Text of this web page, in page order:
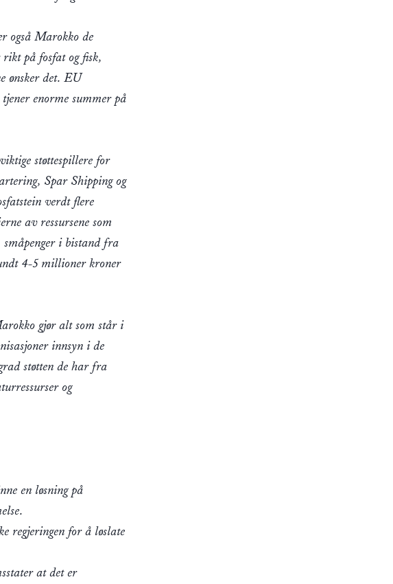
også Marokko de
på fosfat og fisk,
ønsker det. EU
enorme summer på
støttespillere for
Spar Shipping og
verdt flere
av ressursene som
i bistand fra
4-5 millioner kroner
gjør alt som står i
innsyn i de
støtten de har fra
og
en løsning på
regjeringen for å løslate
at det er